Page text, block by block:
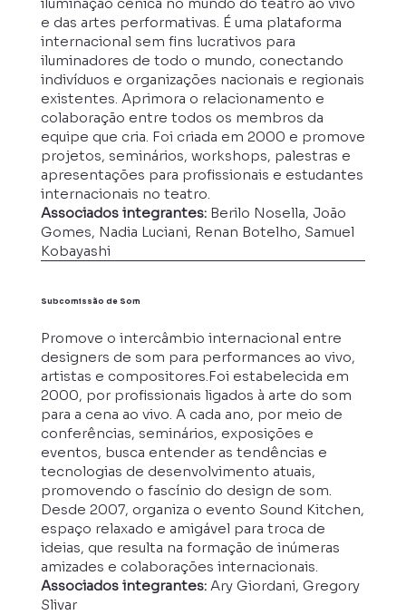
e das artes performativas. É uma plataforma
internacional sem fins lucrativos para
iluminadores de todo o mundo, conectando
indivíduos e organizações nacionais e regionais
existentes. Aprimora o relacionamento e
colaboração entre todos os membros da
equipe que cria. Foi criada em 2000 e promove
projetos, seminários, workshops, palestras e
apresentações para profissionais e estudantes
internacionais no teatro.
Associados integrantes: Berilo Nosella, João
Gomes, Nadia Luciani, Renan Botelho, Samuel
Kobayashi
Subcomissão de Som
Promove o intercâmbio internacional entre
designers de som para performances ao vivo,
artistas e compositores.Foi estabelecida em
2000, por profissionais ligados à arte do som
para a cena ao vivo. A cada ano, por meio de
conferências, seminários, exposições e
eventos, busca entender as tendências e
tecnologias de desenvolvimento atuais,
promovendo o fascínio do design de som.
Desde 2007, organiza o evento Sound Kitchen,
espaço relaxado e amigável para troca de
ideias, que resulta na formação de inúmeras
amizades e colaborações internacionais.
Associados integrantes: Ary Giordani, Gregory
Slivar